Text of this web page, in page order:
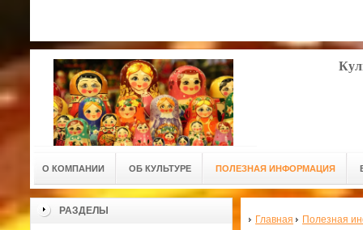
О КОМПАНИИ ОБ КУЛЬТУРЕ ПОЛЕЗНАЯ ИНФОРМАЦИЯ
РАЗДЕЛЫ
Главная Полезная